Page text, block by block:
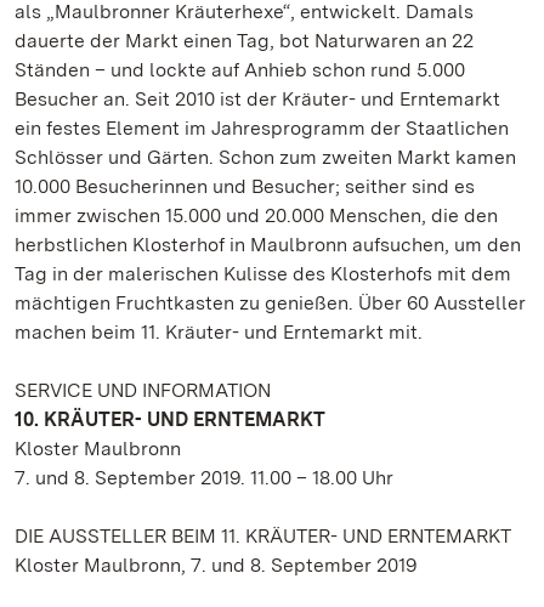
als „Maulbronner Kräuterhexe“, entwickelt. Damals
dauerte der Markt einen Tag, bot Naturwaren an 22
Ständen – und lockte auf Anhieb schon rund 5.000
Besucher an. Seit 2010 ist der Kräuter- und Erntemarkt
ein festes Element im Jahresprogramm der Staatlichen
Schlösser und Gärten. Schon zum zweiten Markt kamen
10.000 Besucherinnen und Besucher; seither sind es
immer zwischen 15.000 und 20.000 Menschen, die den
herbstlichen Klosterhof in Maulbronn aufsuchen, um den
Tag in der malerischen Kulisse des Klosterhofs mit dem
mächtigen Fruchtkasten zu genießen. Über 60 Aussteller
machen beim 11. Kräuter- und Erntemarkt mit.
SERVICE UND INFORMATION
10. KRÄUTER- UND ERNTEMARKT
Kloster Maulbronn
7. und 8. September 2019. 11.00 – 18.00 Uhr
DIE AUSSTELLER BEIM 11. KRÄUTER- UND ERNTEMARKT
Kloster Maulbronn, 7. und 8. September 2019